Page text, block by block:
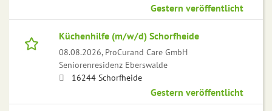
Gestern veröffentlicht
Küchenhilfe (m/w/d) Schorfheide
08.08.2026, ProCurand Care GmbH
Seniorenresidenz Eberswalde
16244 Schorfheide
Gestern veröffentlicht